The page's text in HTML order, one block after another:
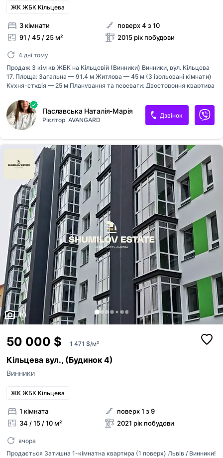
ЖК ЖБК Кільцева
3 кімнати
91 / 45 / 25 м²
поверх 4 з 10
2015 рік побудови
4 дні тому
Продаж 3 кім кв ЖБК на Кільцевій (Винники) Винники, вул. Кільцева
17. Площа: Загальна — 91.4 м Житлова — 45 м (3 ізольовані кімнати)
Кухня-студія — 25 м Планування та переваги: Двостороння квартира
характеристики: Опалення: індивідуальне газове (котел) Стіни: цегла
та газоблок Утеплення: мінеральна вата (12 см) Комунікації:
Підключені вода та електроенергія Газ підведений (ще не
підключений) Вартість: 750 $/м Здача будинку: літо 2026 року Є
детальний відеоогляд. Телефонуйте!
Паславська Наталія-Марія
Рієлтор AVANGARD
Дзвінок
10
50 000 $ 1 471 $/м²
Кільцева вул., (Будинок 4)
Винники
ЖК ЖБК Кільцева
1 кімната
34 / 15 / 10 м²
поверх 1 з 9
2021 рік побудови
вчора
Продається Затишна 1-кімнатна квартира (1 поверх) Львів / Винники!